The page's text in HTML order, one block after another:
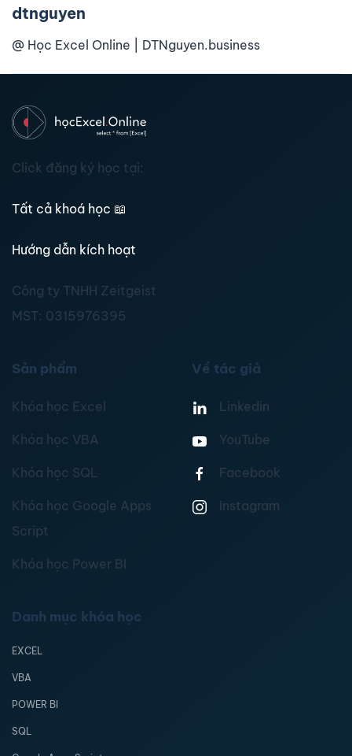
dtnguyen
@ Học Excel Online | DTNguyen.business
Click đăng ký học tại:
Tất cả khoá học 📖
Hướng dẫn kích hoạt
Công ty TNHH Zeitgeist
MST: 0315976395
Sản phẩm
Khóa học Excel
Khóa học VBA
Khóa học SQL
Khóa học Google Apps
Script
Khóa học Power BI
Về tác giả
Linkedin
YouTube
Facebook
Instagram
Danh mục khóa học
EXCEL
VBA
POWER BI
SQL